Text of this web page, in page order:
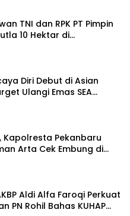
TNI dan RPK PT Pimpin
10 Hektar di
Bombing Diterjunkan
Diri Debut di Asian
Ulangi Emas SEA
Kapolresta Pekanbaru
Arta Cek Embung di
Tenayan Raya
Aldi Alfa Faroqi Perkuat
PN Rohil Bahas KUHAP